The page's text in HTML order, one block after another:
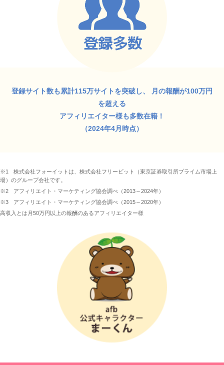
登録サイト数も累計115万サイトを突破し、
月の報酬が100万円
を超える
アフィリエイター様も多数在籍！
（2024年4月時点）
※1
株式会社フォーイットは、株式会社フリービット（東京証券取引所プライム市場上
場）のグループ会社です。
※2
アフィリエイト・マーケティング協会調べ（2013～2024年）
※3
アフィリエイト・マーケティング協会調べ（2015～2020年）
高収入とは月50万円以上の報酬のあるアフィリエイター様